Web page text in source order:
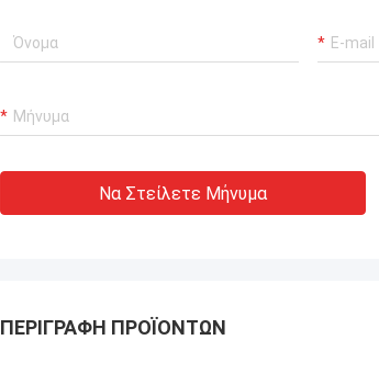
Να Στείλετε Μήνυμα
ΠΕΡΙΓΡΑΦΉ ΠΡΟΪΌΝΤΩΝ